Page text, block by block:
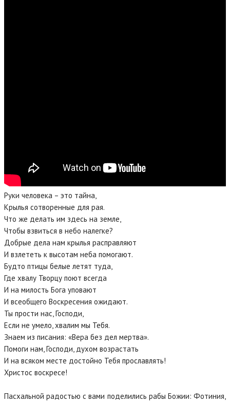
Руки человека – это тайна,
Крылья сотворенные для рая.
Что же делать им здесь на земле,
Чтобы взвиться в небо налегке?
Добрые дела нам крылья расправляют
И взлететь к высотам неба помогают.
Будто птицы белые летят туда,
Где хвалу Творцу поют всегда
И на милость Бога уповают
И всеобщего Воскресения ожидают.
Ты прости нас, Господи,
Если не умело, хвалим мы Тебя.
Знаем из писания: «Вера без дел мертва».
Помоги нам, Господи, духом возрастать
И на всяком месте достойно Тебя прославлять!
Христос воскресе!
Пасхальной радостью с вами поделились рабы Божии: Фотиния,